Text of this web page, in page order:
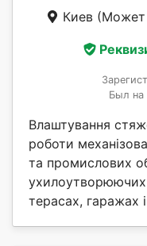
Киев (Может
Был на
Влаштування
роботи
та промислових
ухилоутворюючих
терасах, гаражах